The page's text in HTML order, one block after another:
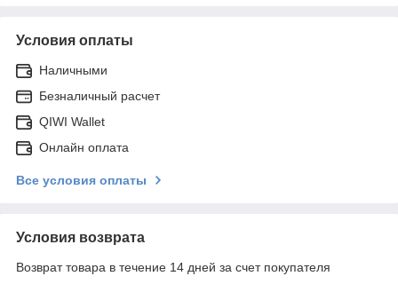
Условия оплаты
Наличными
Безналичный расчет
QIWI Wallet
Онлайн оплата
Все условия оплаты
Условия возврата
Возврат товара в течение 14 дней за счет покупателя